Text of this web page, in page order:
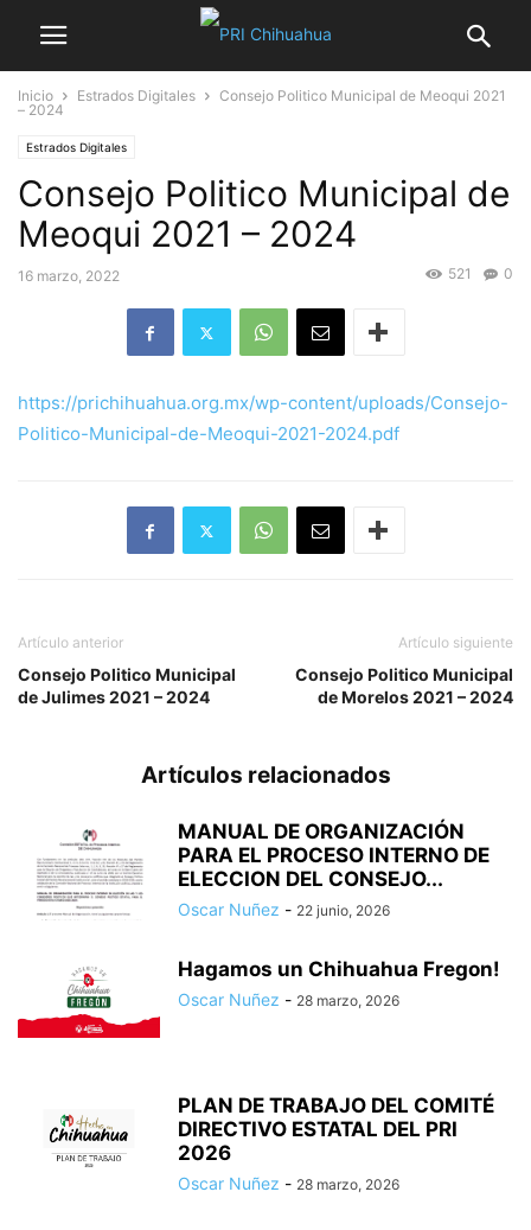
Inicio Estrados Digitales
Consejo Politico Municipal de Meoqui 2021
– 2024
Estrados Digitales
Consejo Politico Municipal de
Meoqui 2021 – 2024
16 marzo, 2022 0
521
https://prichihuahua.org.mx/wp-content/uploads/Consejo-
Politico-Municipal-de-Meoqui-2021-2024.pdf
Artículo anterior
Consejo Politico Municipal
de Julimes 2021 – 2024
Artículo siguiente
Consejo Politico Municipal
de Morelos 2021 – 2024
Artículos relacionados
MANUAL DE ORGANIZACIÓN
PARA EL PROCESO INTERNO DE
ELECCION DEL CONSEJO...
Oscar Nuñez - 22 junio, 2026
Hagamos un Chihuahua Fregon!
Oscar Nuñez - 28 marzo, 2026
PLAN DE TRABAJO DEL COMITÉ
DIRECTIVO ESTATAL DEL PRI
2026
Oscar Nuñez - 28 marzo, 2026